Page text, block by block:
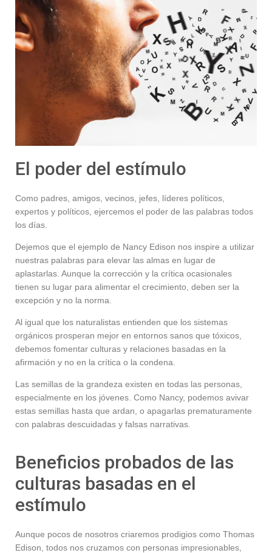
El poder del estímulo
Como padres, amigos, vecinos, jefes, líderes políticos,
expertos y políticos, ejercemos el poder de las palabras todos
los días.
Dejemos que el ejemplo de Nancy Edison nos inspire a utilizar
nuestras palabras para elevar las almas en lugar de
aplastarlas. Aunque la corrección y la crítica ocasionales
tienen su lugar para alimentar el crecimiento, deben ser la
excepción y no la norma.
Al igual que los naturalistas entienden que los sistemas
orgánicos prosperan mejor en entornos sanos que tóxicos,
debemos fomentar culturas y relaciones basadas en la
afirmación y no en la crítica o la condena.
Las semillas de la grandeza existen en todas las personas,
especialmente en los jóvenes. Como Nancy, podemos avivar
estas semillas hasta que ardan, o apagarlas prematuramente
con palabras descuidadas y falsas narrativas.
Beneficios probados de las
culturas basadas en el
estímulo
Aunque pocos de nosotros criaremos prodigios como Thomas
Edison, todos nos cruzamos con personas impresionables,